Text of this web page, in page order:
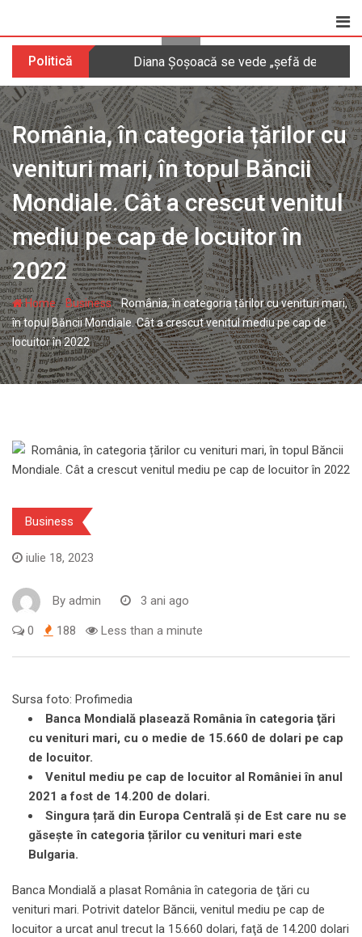
content
Politică Diana Șoșoacă se vede „șefă de
România, în categoria țărilor cu
venituri mari, în topul Băncii
Mondiale. Cât a crescut venitul
mediu pe cap de locuitor în
2022
Home- Business-România, în categoria țărilor cu venituri mari,
în topul Băncii Mondiale. Cât a crescut venitul mediu pe cap de
locuitor în 2022
Business
iulie 18, 2023
By admin 3 ani ago
0 188 Less than a minute
Sursa foto: Profimedia
Banca Mondială plasează România în categoria ţări
cu venituri mari, cu o medie de 15.660 de dolari pe cap
de locuitor.
Venitul mediu pe cap de locuitor al României în anul
2021 a fost de 14.200 de dolari.
Singura țară din Europa Centrală și de Est care nu se
găsește în categoria țărilor cu venituri mari este
Bulgaria.
Banca Mondială a plasat România în categoria de ţări cu
venituri mari. Potrivit datelor Băncii, venitul mediu pe cap de
locuitor a urcat anul trecut la 15.660 dolari, faţă de 14.200 dolari